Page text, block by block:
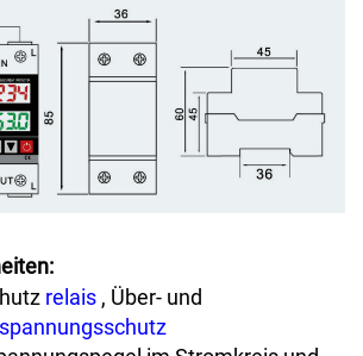
relais , Über- und
spannungsschutz